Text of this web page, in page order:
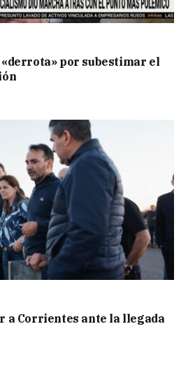
por subestimar el
a Corrientes ante la llegada